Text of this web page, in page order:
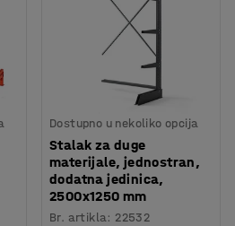
Dostupno u nekoliko opcija
Stalak za duge
materijale, jednostran,
dodatna jedinica,
2500x1250 mm
Br. artikla: 22532